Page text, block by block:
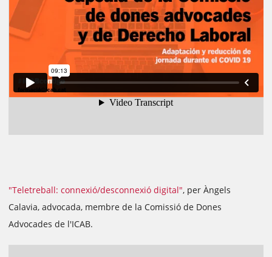
"Teletreball: connexió/desconnexió digital", per Àngels
Calavia, advocada, membre de la Comissió de Dones
Advocades de l'ICAB.